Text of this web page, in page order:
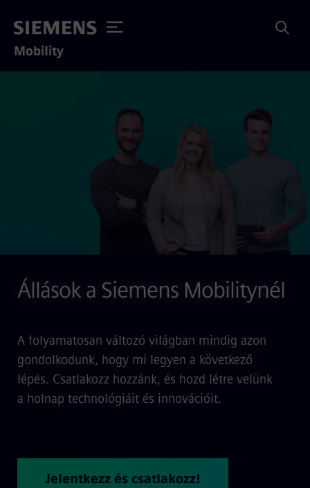
Mobility
Állások a Siemens Mobilitynél
A folyamatosan változó világban mindig azon
gondolkodunk, hogy mi legyen a következő
lépés. Csatlakozz hozzánk, és hozd létre velünk
a holnap technológiáit és innovációit.
Jelentkezz és csatlakozz!